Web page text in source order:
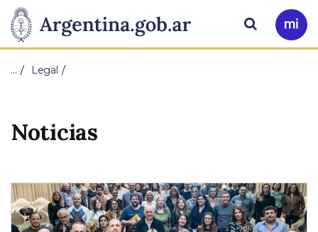
Presidencia
de
Nación
Pasar al contenido principal
Ir
a
Buscar
… Legal
Noticias